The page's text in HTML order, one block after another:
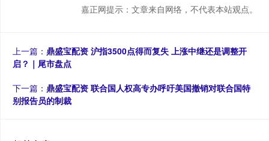
嘉正网提示：文章来自网络，不代表本站观点。
上一篇： 鼎盛宝配资 沪指3500点得而复失 上涨中继还是调整开
启？｜尾市盘点
下一篇： 鼎盛宝配资 联合国人权高专办呼吁美国撤销对联合国特
别报告员的制裁